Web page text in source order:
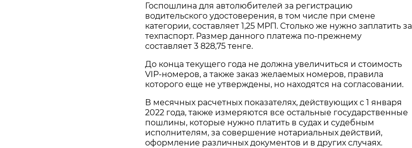
Госпошлина для автолюбителей за регистрацию
водительского удостоверения, в том числе при смене
категории, составляет 1,25 МРП. Столько же нужно заплатить за
техпаспорт. Размер данного платежа по-прежнему
составляет 3 828,75 тенге.
До конца текущего года не должна увеличиться и стоимость
VIP-номеров, а также заказ желаемых номеров, правила
которого еще не утверждены, но находятся на согласовании.
В месячных расчетных показателях, действующих с 1 января
2022 года, также измеряются все остальные государственные
пошлины, которые нужно платить в судах и судебным
исполнителям, за совершение нотариальных действий,
оформление различных документов и в других случаях.